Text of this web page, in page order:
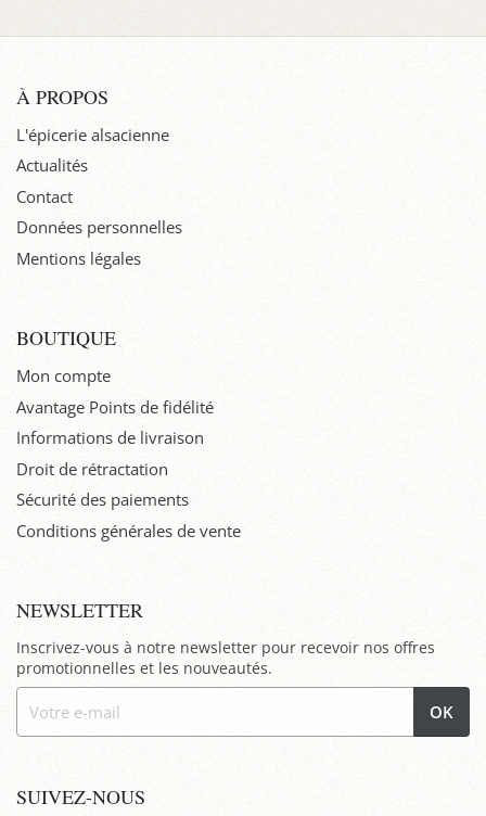
À PROPOS
L'épicerie alsacienne
Actualités
Contact
Données personnelles
Mentions légales
BOUTIQUE
Mon compte
Avantage Points de fidélité
Informations de livraison
Droit de rétractation
Sécurité des paiements
Conditions générales de vente
NEWSLETTER
Inscrivez-vous à notre newsletter pour recevoir nos offres
promotionnelles et les nouveautés.
OK
SUIVEZ-NOUS